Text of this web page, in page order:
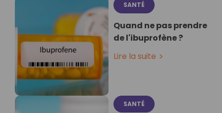
SANTÉ
Quand ne pas prendre
de l'ibuprofène ?
Lire la suite
SANTÉ